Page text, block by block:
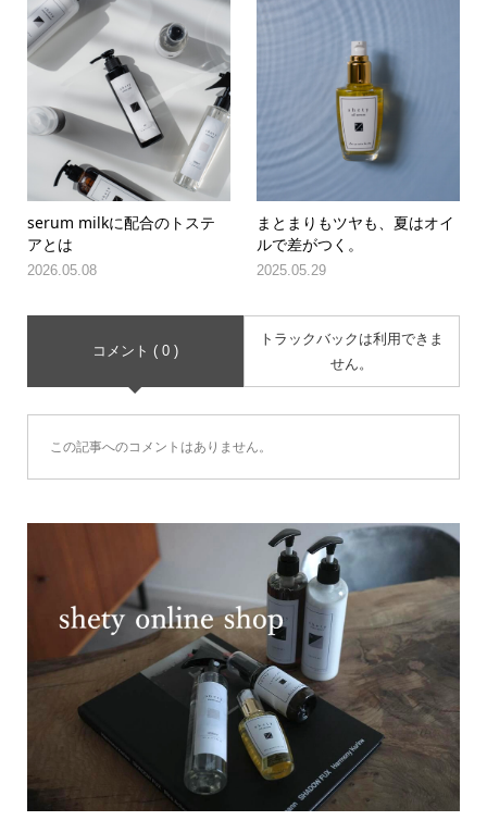
serum milkに配合のトステ
アとは
2026.05.08
まとまりもツヤも、夏はオイ
ルで差がつく。
2025.05.29
コメント ( 0 )
トラックバックは利用できま
せん。
この記事へのコメントはありません。